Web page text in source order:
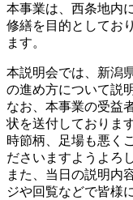
本事業は、西条地内
修繕を目的としてお
ます。
本説明会では、新潟
の進め方について説
なお、本事業の受益
状を送付しておりま
時節柄、足場も悪く
ださいますようよろ
また、当日の説明内
ジや回覧などで皆様